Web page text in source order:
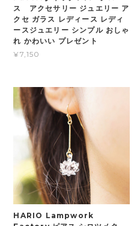
ス アクセサリー ジュエリー ア
クセ ガラス レディース レディ
ースジュエリー シンプル おしゃ
れ かわいい プレゼント
¥7,150
HARIO Lampwork